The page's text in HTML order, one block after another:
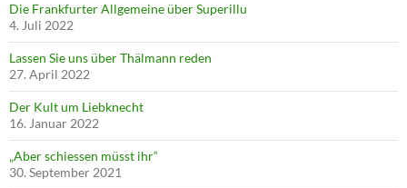
Die Frankfurter Allgemeine über Superillu
4. Juli 2022
Lassen Sie uns über Thälmann reden
27. April 2022
Der Kult um Liebknecht
16. Januar 2022
„Aber schiessen müsst ihr“
30. September 2021